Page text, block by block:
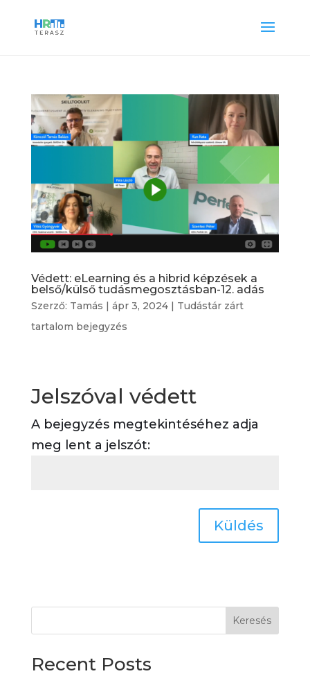
Védett: eLearning és a hibrid képzések a
belső/külső tudásmegosztásban-12. adás
Szerző: Tamás | ápr 3, 2024| Tudástár zárt
tartalom bejegyzés
Jelszóval védett
A bejegyzés megtekintéséhez adja
meg lent a jelszót:
Küldés
Keresés
Recent Posts